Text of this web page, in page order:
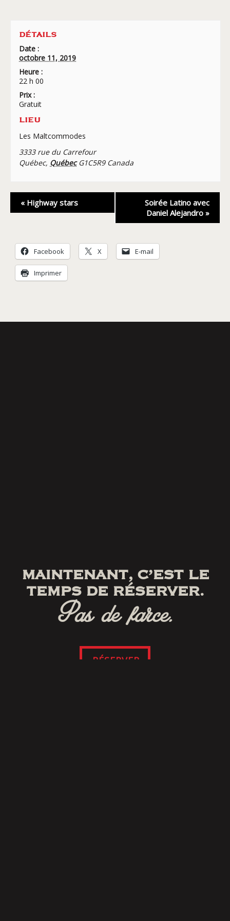
DÉTAILS
Date :
octobre 11, 2019
Heure :
22 h 00
Prix :
Gratuit
LIEU
Les Maltcommodes
3333 rue du Carrefour
Québec, Québec G1C5R9 Canada
Navigation
Évènement
« Highway stars
Soirée Latino avec
Daniel Alejandro »
Facebook X E-mail
Imprimer
MAINTENANT, C’EST LE
TEMPS DE RÉSERVER.
Pas de farce.
RÉSERVER